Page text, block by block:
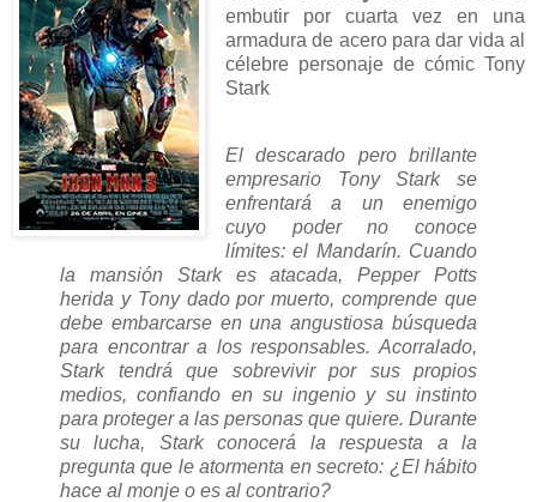
embutir por cuarta vez en una
armadura de acero para dar vida al
célebre personaje de cómic Tony
Stark
El descarado pero brillante
empresario Tony Stark se
enfrentará a un enemigo
cuyo poder no conoce
límites: el Mandarín. Cuando
la mansión Stark es atacada, Pepper Potts
herida y Tony dado por muerto, comprende que
debe embarcarse en una angustiosa búsqueda
para encontrar a los responsables. Acorralado,
Stark tendrá que sobrevivir por sus propios
medios, confiando en su ingenio y su instinto
para proteger a las personas que quiere. Durante
su lucha, Stark conocerá la respuesta a la
pregunta que le atormenta en secreto: ¿El hábito
hace al monje o es al contrario?